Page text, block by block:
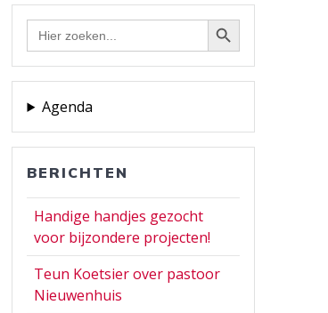
Zoek
naar:
Zoekknop
Agenda
BERICHTEN
Handige handjes gezocht
voor bijzondere projecten!
Teun Koetsier over pastoor
Nieuwenhuis